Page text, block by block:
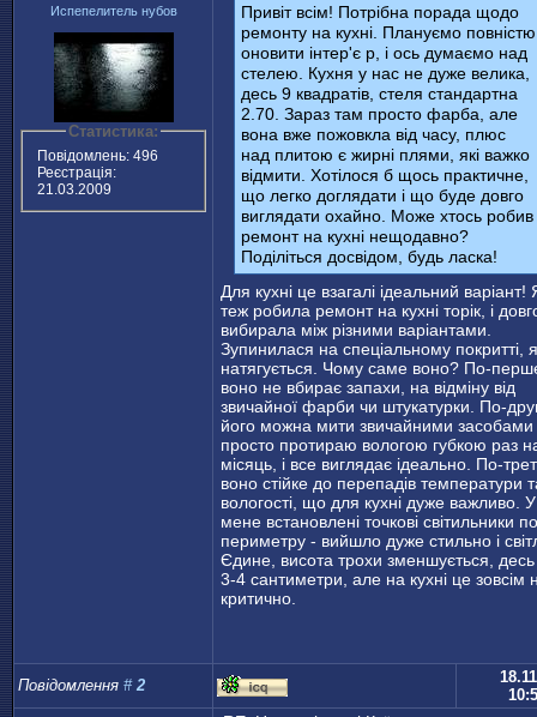
Испепелитель нубов
Статистика:
Повідомлень: 496
Реєстрація:
21.03.2009
Привіт всім! Потрібна порада щодо
ремонту на кухні. Плануємо повністю
оновити інтер'є р, і ось думаємо над
стелею. Кухня у нас не дуже велика,
десь 9 квадратів, стеля стандартна
2.70. Зараз там просто фарба, але
вона вже пожовкла від часу, плюс
над плитою є жирні плями, які важко
відмити. Хотілося б щось практичне,
що легко доглядати і що буде довго
виглядати охайно. Може хтось робив
ремонт на кухні нещодавно?
Поділіться досвідом, будь ласка!
Для кухні це взагалі ідеальний варіант!
теж робила ремонт на кухні торік, і
вибирала між різними варіантами.
Зупинилася на спеціальному покритті,
натягується. Чому саме воно? По-
воно не вбирає запахи, на відміну від
звичайної фарби чи штукатурки. По-
його можна мити звичайними
просто протираю вологою губкою раз
місяць, і все виглядає ідеально. По-
воно стійке до перепадів температури
вологості, що для кухні дуже важливо. У
мене встановлені точкові світильники по
периметру - вийшло дуже стильно і
Єдине, висота трохи зменшується,
3-4 сантиметри, але на кухні це зовсім
критично.
Повідомлення # 2